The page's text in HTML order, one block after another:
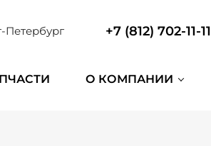
Петербург +7 (812) 702-11-11
О КОМПАНИИ